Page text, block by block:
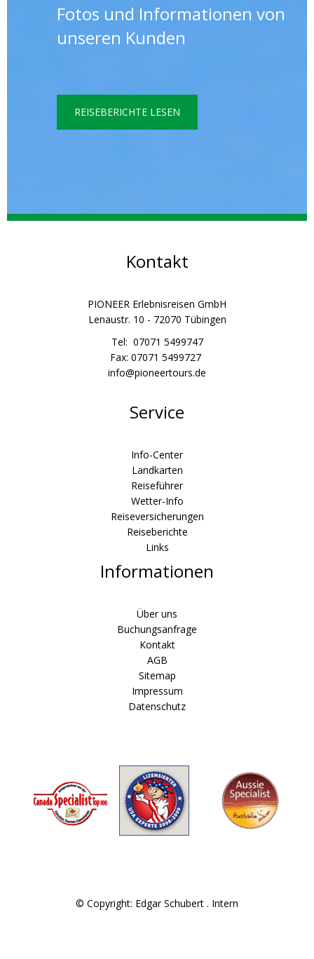
Fotos und Informationen von
unseren Kunden
REISEBERICHTE LESEN
Kontakt
PIONEER Erlebnisreisen GmbH
Lenaustr. 10 - 72070 Tübingen
Tel: 07071 5499747
Fax: 07071 5499727
info@pioneertours.de
Service
Info-Center
Landkarten
Reiseführer
Wetter-Info
Reiseversicherungen
Reiseberichte
Links
Informationen
Über uns
Buchungsanfrage
Kontakt
AGB
Sitemap
Impressum
Datenschutz
© Copyright: Edgar Schubert . Intern